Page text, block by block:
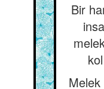
Bir